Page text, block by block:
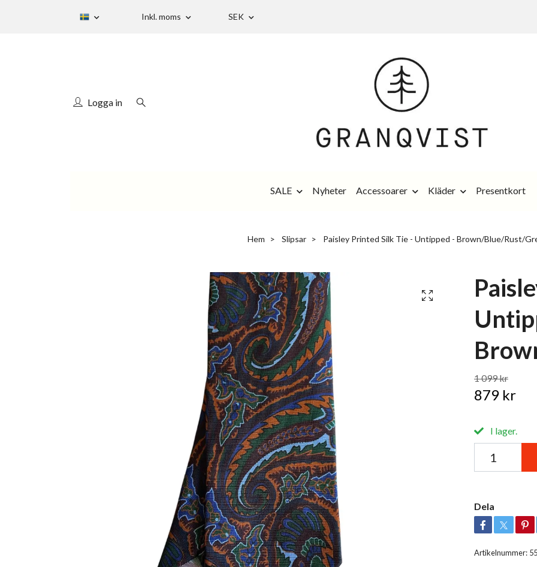
Inkl. moms SEK
Logga in
SALE Nyheter Accessoarer Kläder Presentkort
Hem Slipsar Paisley Printed Silk Tie - Untipped - Brown/Blue/Rust/
1 099 kr
879 kr
I lager.
Dela
Artikelnummer: